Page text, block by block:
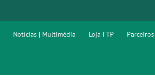
Notícias | Multimédia Loja FTP Parceiros